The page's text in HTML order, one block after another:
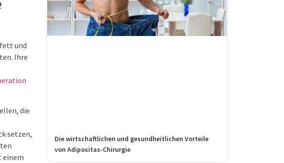
und
Ihre
die
setzen,
einem
Die wirtschaftlichen und gesundheitlichen Vorteile
von Adipositas-Chirurgie